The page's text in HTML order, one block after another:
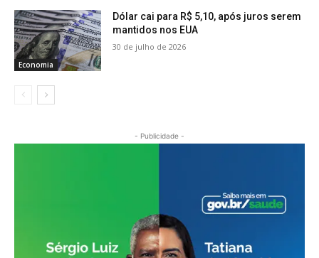
Economia
Dólar cai para R$ 5,10, após juros serem
mantidos nos EUA
30 de julho de 2026
- Publicidade -